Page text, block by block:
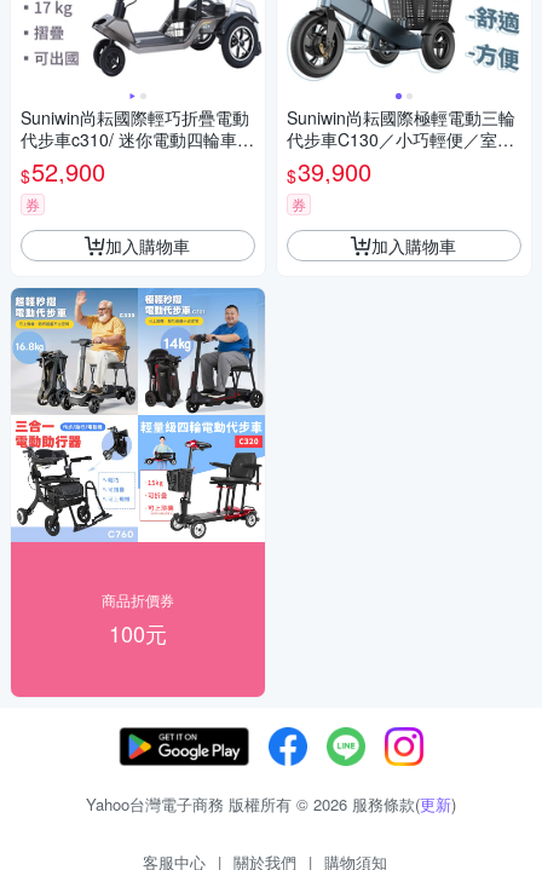
Suniwin尚耘國際輕巧折疊電動
代步車c310/ 迷你電動四輪車/
室內戶外出遊/ 國內外旅行
$52,900
券
加入購物車
商品折價券
100元
Suniwin尚耘國際極輕電動三輪
代步車C130／小巧輕便／室內
戶外出遊
$39,900
券
加入購物車
Yahoo台灣電子商務 版權所有 © 2026 服務條款(更新)
客服中心 | 關於我們 | 購物須知